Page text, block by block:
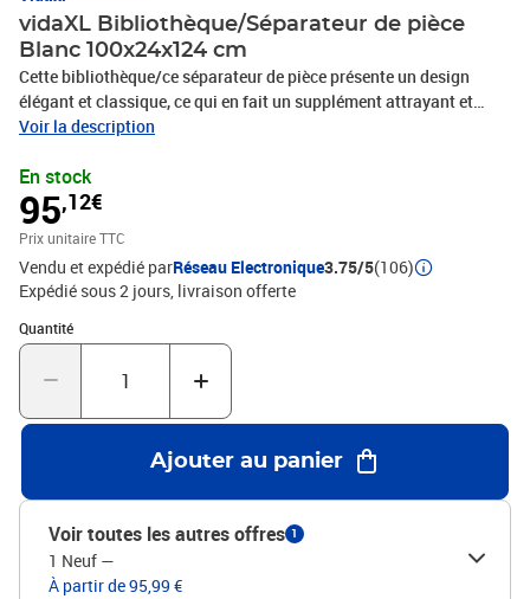
vidaXL Bibliothèque/Séparateur de pièce
Blanc 100x24x124 cm
Cette bibliothèque/ce séparateur de pièce présente un design
élégant et classique, ce qui en fait un supplément attrayant et
pratique à votre décor. La construction de la bibliothèque assure
compartiments spacieux, la cloison de séparation offre un espace
de rangement suffisant pour garder vos magazines, livres, DVD,
appareils multimédia et autres objets décoratifs bien organisés et
à portée de main. Placez l'étagère dans un endroit bien éclairé et
plongez dans votre livre préféré !Couleur : BlancMatériau : bois
d'ingénierieDimensions : 100 x 24 x 124 cm (l x P x H)L'assemblage
est requisATTENTION: afin d'éviter qu'il ne bascule, ce produit doit
être utilisé avec le dispositif de fixation murale fourni.Legal
Documents:Vous trouverez ici plus de détails sur la façon
Voir la description
En stock
95,12€
Prix unitaire TTC
Vendu et expédié parRéseau Electronique3.75/5(106)
Expédié sous 2 jours livraison offerte
Quantité
Quantité : 1
Ajouter au panier
Voir toutes les autres offres 1
1 Neuf —
À partir de 95,99 €